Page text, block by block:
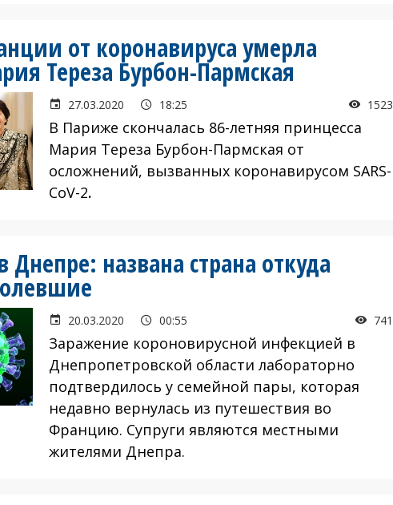
от коронавируса умерла
Тереза Бурбон-Пармская
27.03.2020 18:25 1523
В Париже скончалась 86-летняя принцесса
Мария Тереза Бурбон-Пармская от
осложнений, вызванных коронавирусом SARS-
CoV-2.
Днепре: названа страна откуда
20.03.2020 00:55 741
Заражение короновирусной инфекцией в
Днепропетровской области лабораторно
подтвердилось у семейной пары, которая
недавно вернулась из путешествия во
Францию. Супруги являются местными
жителями Днепра.